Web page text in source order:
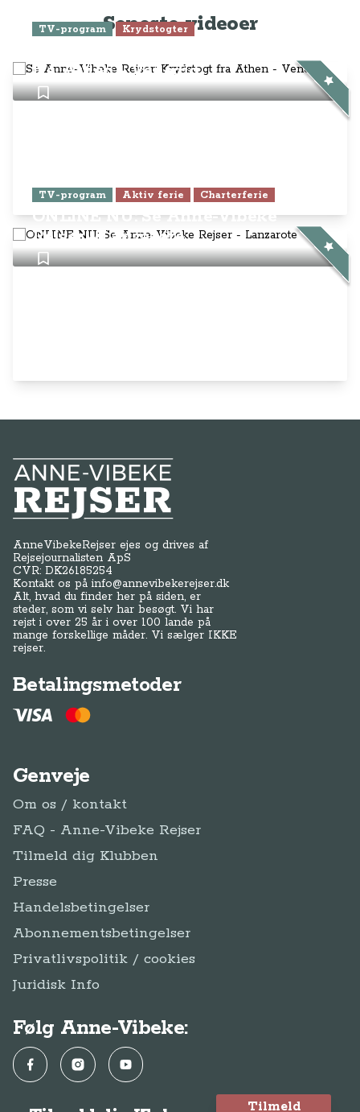
Seneste videoer
TV-program Krydstogter
fra Athen - Venedig
TV-program Aktiv ferie Charterferie
ONLINE NU: Se Anne-Vibeke
Rejser - Lanzarote
Anne-Vibeke Rejser
AnneVibekeRejser ejes og drives af
Rejsejournalisten ApS
CVR: DK26185254
Kontakt os påinfo@annevibekerejser.dk
Alt, hvad du finder her på siden, er
steder, som vi selv har besøgt. Vi har
rejst i over 25 år i over 100 lande på
mange forskellige måder. Vi sælger IKKE
rejser.
Betalingsmetoder
Genveje
Om os / kontakt
FAQ - Anne-Vibeke Rejser
Tilmeld dig Klubben
Presse
Handelsbetingelser
Abonnementsbetingelser
Privatlivspolitik / cookies
Juridisk Info
Følg Anne-Vibeke:
FacebookInstagramYouTube
Tilmeld